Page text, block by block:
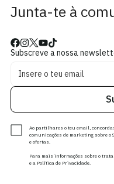
Junta-te à
Subscreve a nossa
Ao partilhares o teu email,
comunicações de marketing sobre o
e ofertas.
Para mais informações sobre o
e a Política de Privacidade.